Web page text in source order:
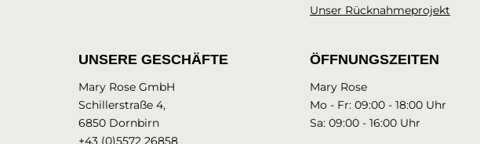
Unser Rücknahmeprojekt
UNSERE GESCHÄFTE
Mary Rose GmbH
Schillerstraße 4,
6850 Dornbirn
+43 (0)5572 26858
ÖFFNUNGSZEITEN
Mary Rose
Mo - Fr: 09:00 - 18:00 Uhr
Sa: 09:00 - 16:00 Uhr